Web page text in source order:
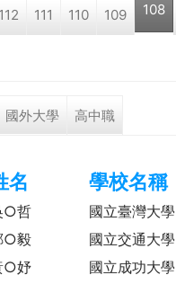
112 111 110 109 108
國外大學 高中職
名 學校名稱
○哲
國立臺灣大學
○毅
國立交通大學
○妤
國立成功大學